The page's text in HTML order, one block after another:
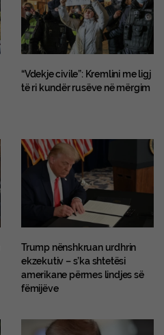
“Vdekje civile”: Kremlini me ligj
të ri kundër rusëve në mërgim
Trump nënshkruan urdhrin
ekzekutiv – s’ka shtetësi
amerikane përmes lindjes së
fëmijëve